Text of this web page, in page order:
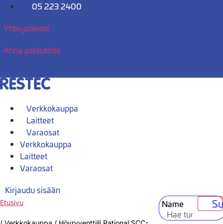
Mene
05 223 2400
Yhteystiedot
Anna palautetta
Verkkokauppa
Laitteet
Varaosat
Verkkokauppa
Laitteet
Varaosat
Kirjaudu sisään
Name
Etusivu